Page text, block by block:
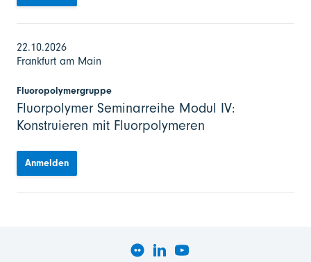
22.10.2026
Frankfurt am Main
Fluoropolymergruppe
Fluorpolymer Seminarreihe Modul IV:
Konstruieren mit Fluorpolymeren
Anmelden